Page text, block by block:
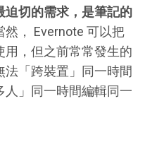
迫切的需求，是筆記的
然， Evernote 可以把
，但之前常常發生的
「跨裝置」同一時間
」同一時間編輯同一